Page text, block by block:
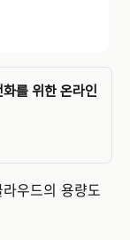
를 위한 온라인 보안
우드의 용량도